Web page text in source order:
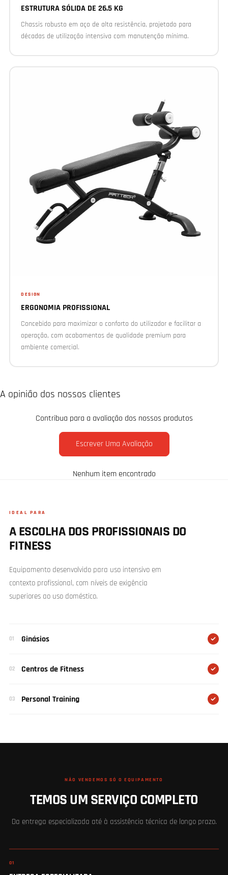
ESTRUTURA SÓLIDA DE 26.5 KG
Chassis robusto em aço de alta resistência, projetado para
décadas de utilização intensiva com manutenção mínima.
DESIGN
ERGONOMIA PROFISSIONAL
Concebido para maximizar o conforto do utilizador e facilitar a
operação, com acabamentos de qualidade premium para
ambiente comercial.
A opinião dos nossos clientes
Contribua para a avaliação dos nossos produtos
Escrever Uma Avaliação
Nenhum item encontrado
IDEAL PARA
A ESCOLHA DOS PROFISSIONAIS DO
FITNESS
Equipamento desenvolvido para uso intensivo em
contexto profissional, com níveis de exigência
superiores ao uso doméstico.
01 Ginásios
02 Centros de Fitness
03 Personal Training
NÃO VENDEMOS SÓ O EQUIPAMENTO
TEMOS UM SERVIÇO COMPLETO
Da entrega especializada até à assistência técnica de longo prazo.
01